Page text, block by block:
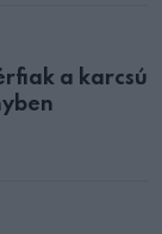
a karcsú